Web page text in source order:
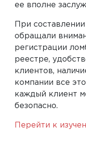
ее вполне
При
обращали
регистрации
реестре,
клиентов,
компании все
каждый клиент
безопасно.
Перейти к